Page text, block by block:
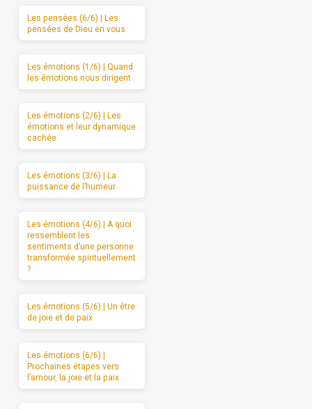
Les pensées (6/6) | Les
pensées de Dieu en vous
Les émotions (1/6) | Quand
les émotions nous dirigent
Les émotions (2/6) | Les
émotions et leur dynamique
cachée
Les émotions (3/6) | La
puissance de l’humeur
Les émotions (4/6) | A quoi
ressemblent les
sentiments d’une personne
transformée spirituellement
?
Les émotions (5/6) | Un être
de joie et de paix
Les émotions (6/6) |
Prochaines étapes vers
l’amour, la joie et la paix